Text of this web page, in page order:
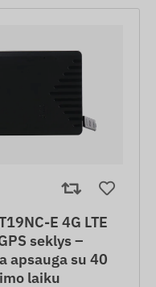
E 4G LTE
seklys –
apsauga su 40
laiku